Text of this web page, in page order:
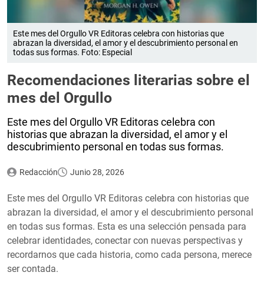
Este mes del Orgullo VR Editoras celebra con historias que
abrazan la diversidad, el amor y el descubrimiento personal en
todas sus formas. Foto: Especial
Recomendaciones literarias sobre el
mes del Orgullo
Este mes del Orgullo VR Editoras celebra con
historias que abrazan la diversidad, el amor y el
descubrimiento personal en todas sus formas.
Redacción Junio 28, 2026
Este mes del Orgullo VR Editoras celebra con historias que
abrazan la diversidad, el amor y el descubrimiento personal
en todas sus formas. Esta es una selección pensada para
celebrar identidades, conectar con nuevas perspectivas y
recordarnos que cada historia, como cada persona, merece
ser contada.